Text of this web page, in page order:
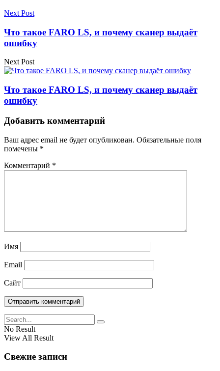
Next Post
Что такое FARO LS, и почему сканер выдаёт
ошибку
Next Post
Что такое FARO LS, и почему сканер выдаёт
ошибку
Добавить комментарий
Ваш адрес email не будет опубликован. Обязательные поля
помечены *
Комментарий *
Имя
Email
Сайт
No Result
View All Result
Свежие записи